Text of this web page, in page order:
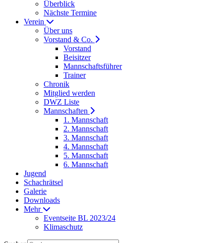
Überblick
Nächste Termine
Verein
Über uns
Vorstand & Co.
Vorstand
Beisitzer
Mannschaftsführer
Trainer
Chronik
Mitglied werden
DWZ Liste
Mannschaften
1. Mannschaft
2. Mannschaft
3. Mannschaft
4. Mannschaft
5. Mannschaft
6. Mannschaft
Jugend
Schachrätsel
Galerie
Downloads
Mehr
Eventseite BL 2023/24
Klimaschutz